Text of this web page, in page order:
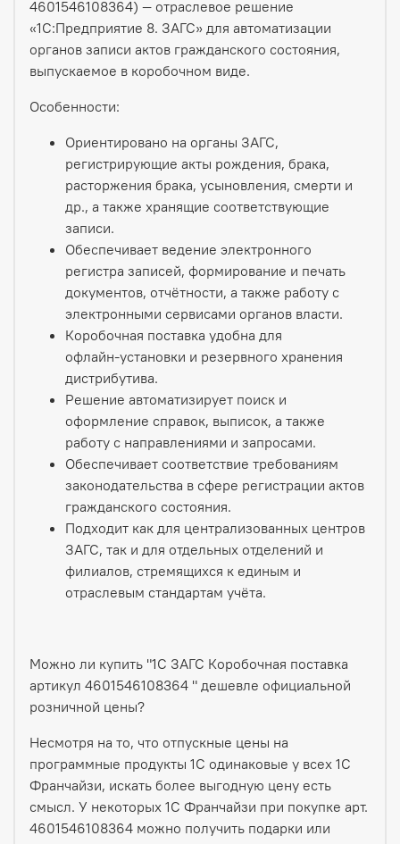
4601546108364) — отраслевое решение
«1С:Предприятие 8. ЗАГС» для автоматизации
органов записи актов гражданского состояния,
выпускаемое в коробочном виде.
Особенности:
Ориентировано на органы ЗАГС,
регистрирующие акты рождения, брака,
расторжения брака, усыновления, смерти и
др., а также хранящие соответствующие
записи.
Обеспечивает ведение электронного
регистра записей, формирование и печать
документов, отчётности, а также работу с
электронными сервисами органов власти.
Коробочная поставка удобна для
офлайн‑установки и резервного хранения
дистрибутива.
Решение автоматизирует поиск и
оформление справок, выписок, а также
работу с направлениями и запросами.
Обеспечивает соответствие требованиям
законодательства в сфере регистрации актов
гражданского состояния.
Подходит как для централизованных центров
ЗАГС, так и для отдельных отделений и
филиалов, стремящихся к единым и
отраслевым стандартам учёта.
Можно ли купить "1С ЗАГС Коробочная поставка
артикул 4601546108364 " дешевле официальной
розничной цены?
Несмотря на то, что отпускные цены на
программные продукты 1С одинаковые у всех 1С
Франчайзи, искать более выгодную цену есть
смысл. У некоторых 1С Франчайзи при покупке арт.
4601546108364 можно получить подарки или